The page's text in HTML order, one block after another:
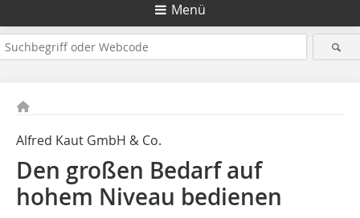
Menü
Alfred Kaut GmbH & Co.
Den großen Bedarf auf
hohem Niveau bedienen